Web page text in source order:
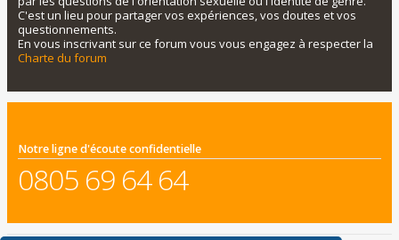
C'est un lieu pour partager vos expériences, vos doutes et vos
questionnements.
En vous inscrivant sur ce forum vous vous engagez à respecter la
Charte du forum
Notre ligne d'écoute confidentielle
0805 69 64 64